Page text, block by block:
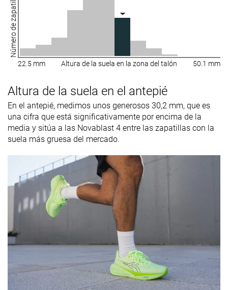
Número de zapatillas
22.5 mm Altura de la suela en la zona del talón 50.1 mm
Altura de la suela en el antepié
En el antepié, medimos unos generosos 30,2 mm, que es
una cifra que está significativamente por encima de la
media y sitúa a las Novablast 4 entre las zapatillas con la
suela más gruesa del mercado.